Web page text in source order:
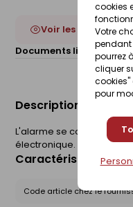
cookies
Votre
pendant
pourrez
cliquer
cookies"
pour
Voir les 3
Documents liés :
Notice
Description du
L'alarme se compose
électronique.
Caractéristiques
Code article chez le